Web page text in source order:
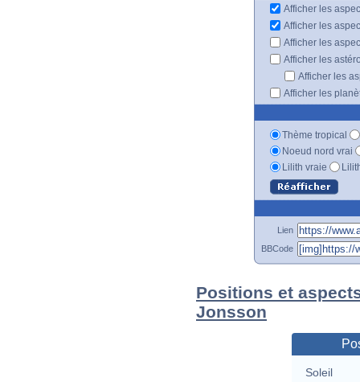
Afficher les
Afficher les
Afficher les
Afficher les
Afficher les
Afficher les
Thème tropical
Noeud nord vrai
Lilith vraie
Lien
BBCode
Positions et
Jonsson
Soleil